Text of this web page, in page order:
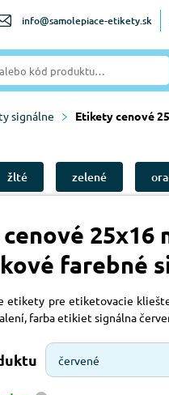
info@samolepiace-etikety.sk
signálne
Etikety cenové
žlté zelené
25x16
farebné
etikety pre etiketovacie
farba etikiet signálna
červené